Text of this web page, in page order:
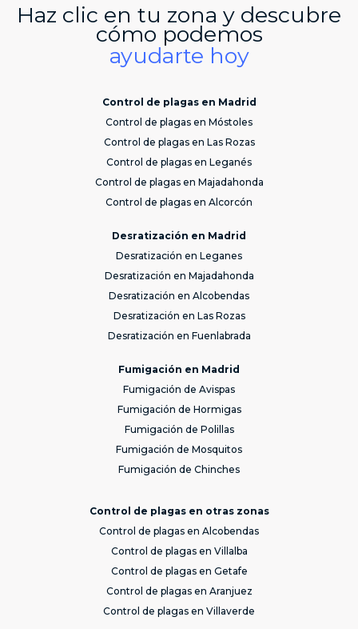
Haz clic en tu zona y descubre
cómo podemos
ayudarte hoy
Control de plagas en Madrid
Control de plagas en Móstoles
Control de plagas en Las Rozas
Control de plagas en Leganés
Control de plagas en Majadahonda
Control de plagas en Alcorcón
Desratización en Madrid
Desratización en Leganes
Desratización en Majadahonda
Desratización en Alcobendas
Desratización en Las Rozas
Desratización en Fuenlabrada
Fumigación en Madrid
Fumigación de Avispas
Fumigación de Hormigas
Fumigación de Polillas
Fumigación de Mosquitos
Fumigación de Chinches
Control de plagas en otras zonas
Control de plagas en Alcobendas
Control de plagas en Villalba
Control de plagas en Getafe
Control de plagas en Aranjuez
Control de plagas en Villaverde